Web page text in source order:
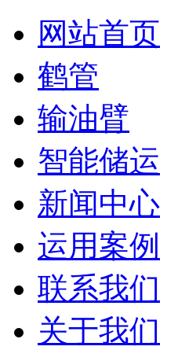
网站首页
鹤管
输油臂
智能储运
新闻中心
运用案例
联系我们
关于我们